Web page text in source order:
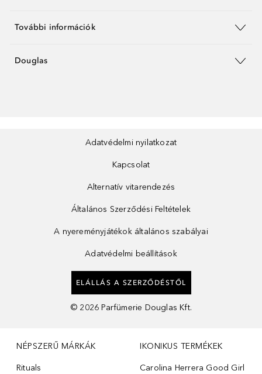
További információk
Douglas
Adatvédelmi nyilatkozat
Kapcsolat
Alternatív vitarendezés
Általános Szerződési Feltételek
A nyereményjátékok általános szabályai
Adatvédelmi beállítások
ELÁLLÁS A SZERZŐDÉSTŐL
© 2026 Parfümerie Douglas Kft.
NÉPSZERŰ MÁRKÁK
Rituals
IKONIKUS TERMÉKEK
Carolina Herrera Good Girl